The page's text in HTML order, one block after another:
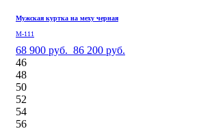
Мужская куртка на меху черная
М-111
68 900 руб. 86 200 руб.
46
48
50
52
54
56